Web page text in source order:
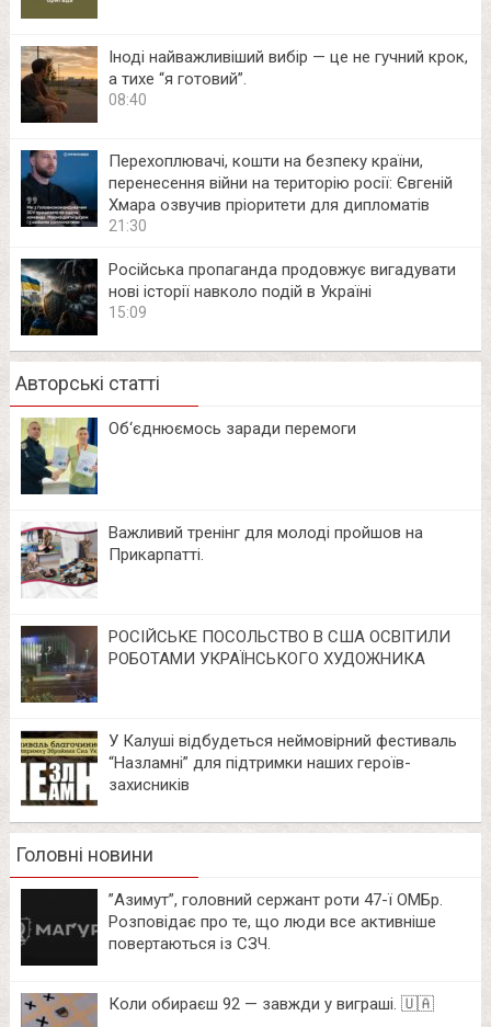
Іноді найважливіший вибір — це не гучний крок,
а тихе “я готовий”.
08:40
Перехоплювачі, кошти на безпеку країни,
перенесення війни на територію росії: Євгеній
Хмара озвучив пріоритети для дипломатів
21:30
Російська пропаганда продовжує вигадувати
нові історії навколо подій в Україні
15:09
Авторські статті
Об‘єднюємось заради перемоги
Важливий тренінг для молоді пройшов на
Прикарпатті.
РОСІЙСЬКЕ ПОСОЛЬСТВО В США ОСВІТИЛИ
РОБОТАМИ УКРАЇНСЬКОГО ХУДОЖНИКА
У Калуші відбудеться неймовірний фестиваль
“Назламні” для підтримки наших героїв-
захисників
Головні новини
⁨”Азимут”, головний сержант роти 47-ї ОМБр.
Розповідає про те, що люди все активніше
повертаються із СЗЧ.
Коли обираєш 92 — завжди у виграші. 🇺🇦